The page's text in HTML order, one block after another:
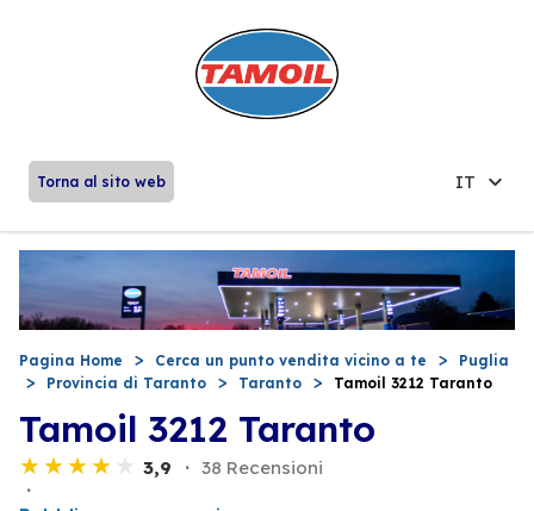
Torna al sito web IT
Pagina Home Cerca un punto vendita vicino a te
Puglia
Provincia di Taranto
Taranto Tamoil 3212 Taranto
Tamoil 3212 Taranto
3,9 38 Recensioni